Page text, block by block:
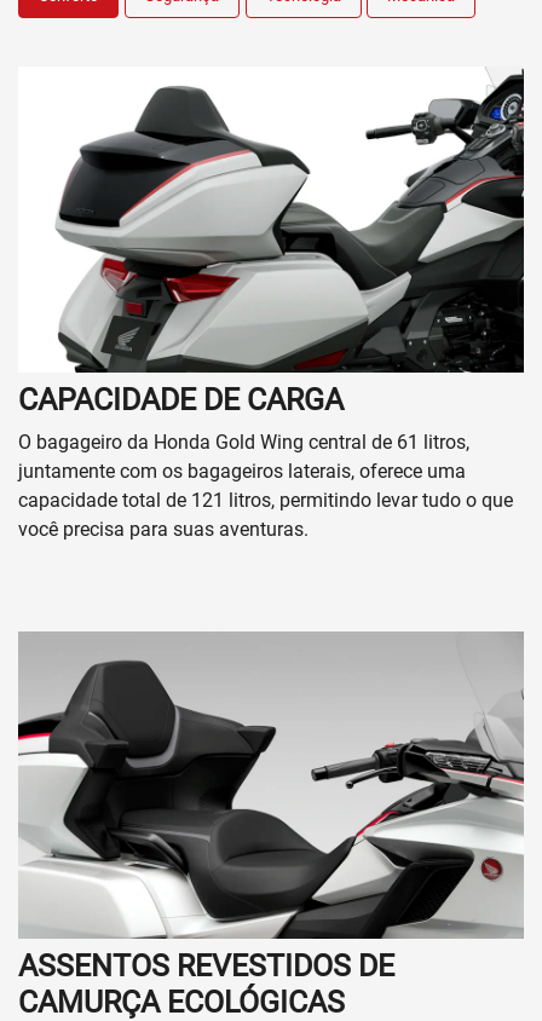
CAPACIDADE DE CARGA
O bagageiro da Honda Gold Wing central de 61 litros,
juntamente com os bagageiros laterais, oferece uma
capacidade total de 121 litros, permitindo levar tudo o que
você precisa para suas aventuras.
ASSENTOS REVESTIDOS DE
CAMURÇA ECOLÓGICAS